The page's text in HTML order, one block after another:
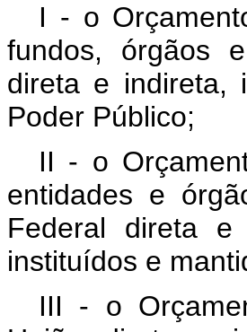
I - o
fundos, órgãos
direta e indireta,
Poder Público;
II - o
entidades e
Federal direta
instituídos e
III - o